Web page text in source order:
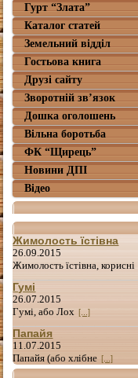
Гурт “Злата”
Каталог статей
Земельний відділ
Гостьова книга
Друзі сайту
Зворотній зв’язок
Дошка оголошень
Вільна боротьба
ФК “Щирець”
Новини ДПІ
Відео
Жимолость їстівна
26.09.2015
Жимолость їстівна, корисні
Гумі
26.07.2015
Гумі, або Лох [...]
Папайя
11.07.2015
Папайя (або хлібне [...]